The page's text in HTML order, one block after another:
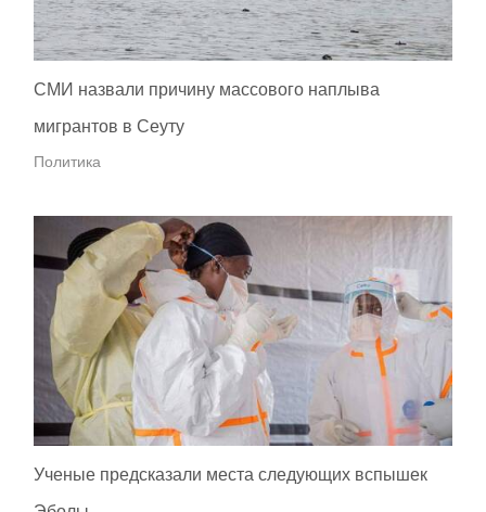
СМИ назвали причину массового наплыва
мигрантов в Сеуту
Политика
Ученые предсказали места следующих вспышек